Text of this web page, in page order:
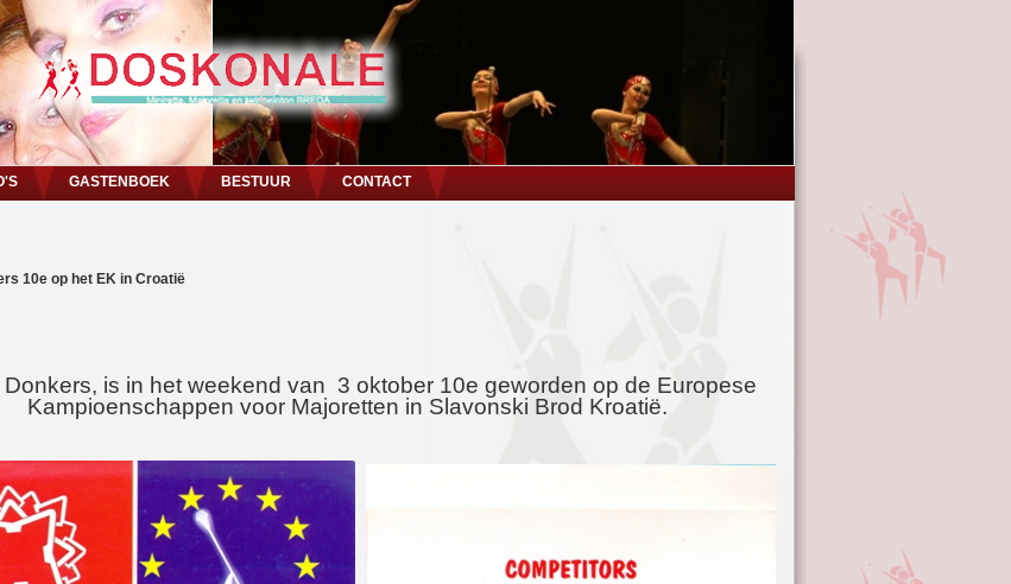
GASTENBOEK BESTUUR CONTACT
10e op het EK in Croatië
Donkers, is in het weekend van 3 oktober 10e geworden op de Europese
Kampioenschappen voor Majoretten in Slavonski Brod Kroatië.